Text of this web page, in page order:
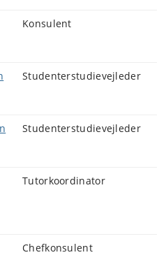
Konsulent
Studenterstudievejleder
Studenterstudievejleder
Tutorkoordinator
Chefkonsulent